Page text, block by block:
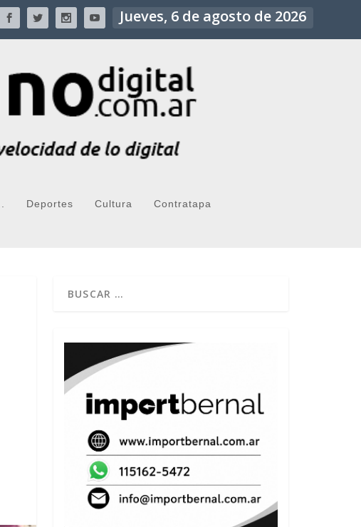
Jueves, 6 de agosto de 2026
Deportes Cultura Contratapa